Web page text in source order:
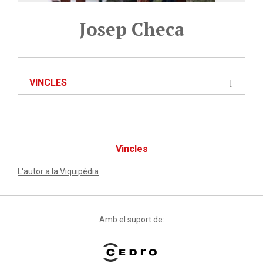
Josep Checa
VINCLES
Vincles
L'autor a la Viquipèdia
Amb el suport de: